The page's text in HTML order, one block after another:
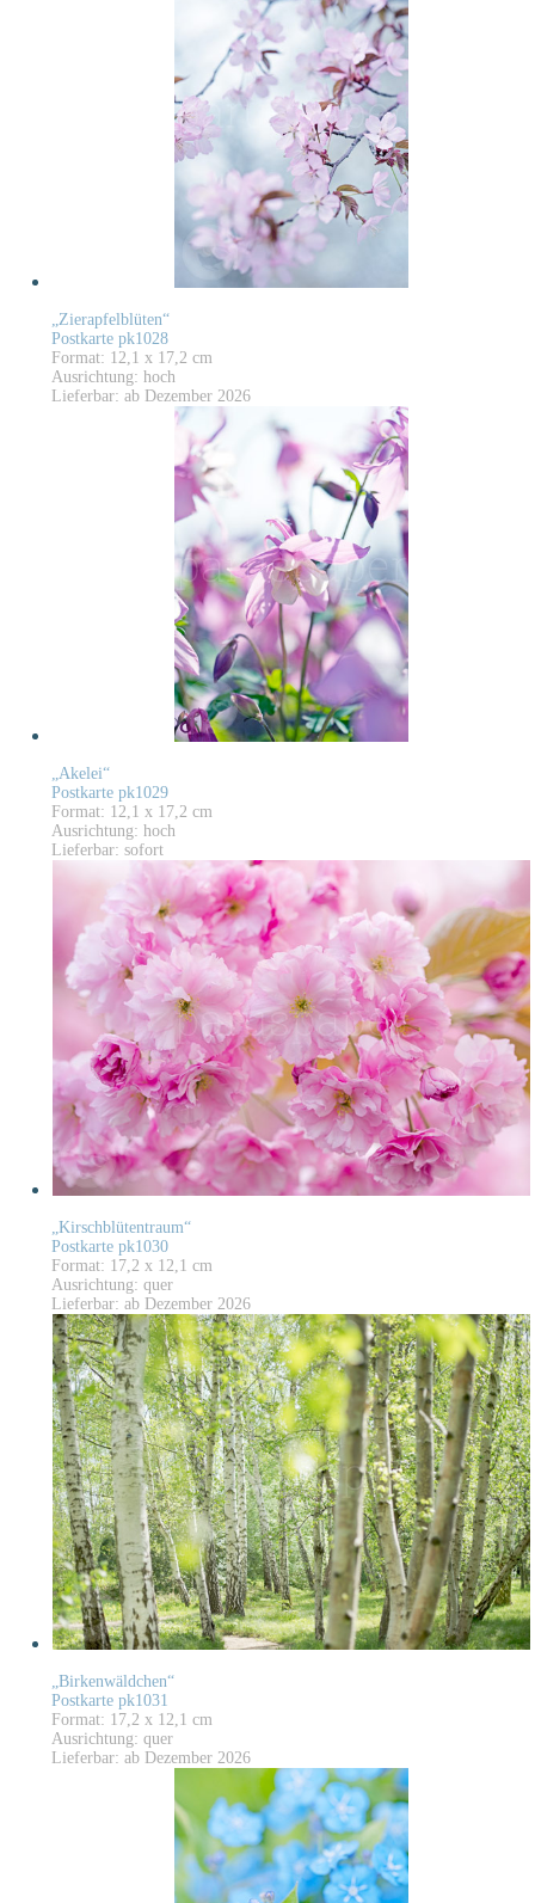
„Zierapfelblüten“
Postkarte pk1028
Format: 12,1 x 17,2 cm
Ausrichtung: hoch
Lieferbar: ab Dezember 2026
„Akelei“
Postkarte pk1029
Format: 12,1 x 17,2 cm
Ausrichtung: hoch
Lieferbar: sofort
„Kirschblütentraum“
Postkarte pk1030
Format: 17,2 x 12,1 cm
Ausrichtung: quer
Lieferbar: ab Dezember 2026
„Birkenwäldchen“
Postkarte pk1031
Format: 17,2 x 12,1 cm
Ausrichtung: quer
Lieferbar: ab Dezember 2026